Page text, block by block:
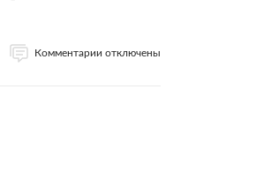
Комментарии отключены